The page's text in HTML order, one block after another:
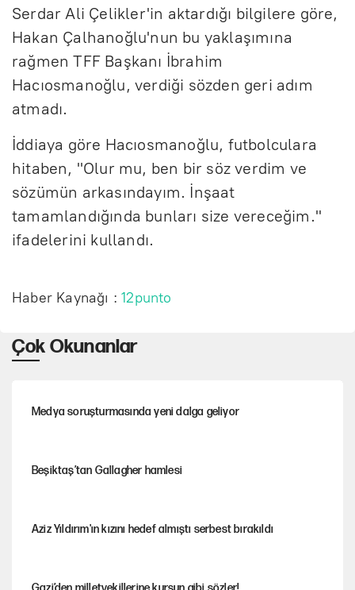
Serdar Ali Çelikler'in aktardığı bilgilere göre,
Hakan Çalhanoğlu'nun bu yaklaşımına
rağmen TFF Başkanı İbrahim
Hacıosmanoğlu, verdiği sözden geri adım
atmadı.
İddiaya göre Hacıosmanoğlu, futbolculara
hitaben, "Olur mu, ben bir söz verdim ve
sözümün arkasındayım. İnşaat
tamamlandığında bunları size vereceğim."
ifadelerini kullandı.
Haber Kaynağı :12punto
Çok Okunanlar
Medya soruşturmasında yeni dalga geliyor
Beşiktaş’tan Gallagher hamlesi
Aziz Yıldırım'ın kızını hedef almıştı serbest bırakıldı